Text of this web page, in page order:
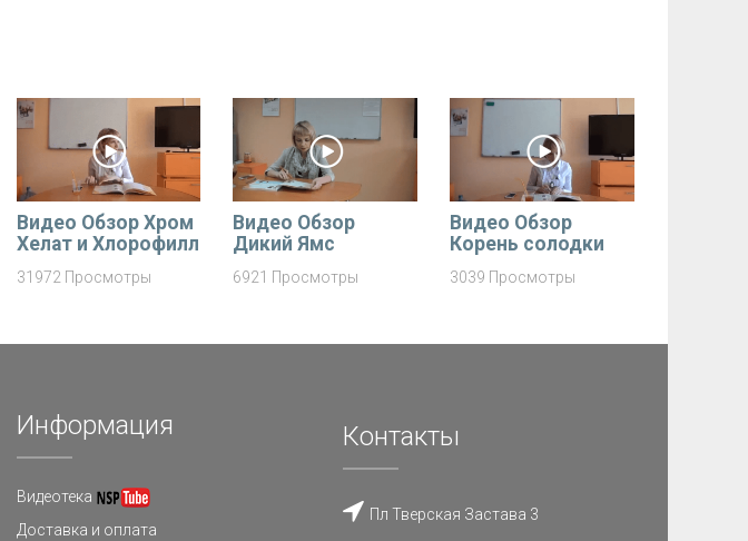
Видео Обзор Хром
Хелат и Хлорофилл
31972 Просмотры
Видео Обзор
Дикий Ямс
6921 Просмотры
Видео Обзор
Корень солодки
3039 Просмотры
Информация
Видеотека
Доставка и оплата
Контакты
Пл Тверская Застава 3